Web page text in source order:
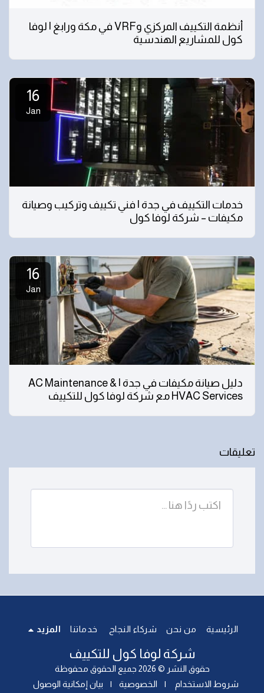
أنظمة التكييف المركزي وVRF في مكة ورابغ | لوفا
كول للمشاريع الهندسية
16
Jan
خدمات التكييف في جدة | فني تكييف وتركيب وصيانة
مكيفات – شركة لوفا كول
16
Jan
دليل صيانة مكيفات في جدة | AC Maintenance &
HVAC Services مع شركة لوفا كول للتكييف
تعليقات
شركة لوفا كول للتكييف
حقوق النشر © 2026 جميع الحقوق محفوظة
شروط الاستخدام
| الخصوصية | بيان إمكانية الوصول
الرئيسية من نحن شركاء النجاح خدماتنا المزيد